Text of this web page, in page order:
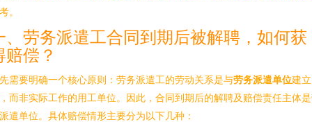
。
、劳务派遣工合同到期后被解聘，如何获
赔偿？
需要明确一个核心原则：劳务派遣工的劳动关系是与劳务派遣单位建立
而非实际工作的用工单位。因此，合同到期后的解聘及赔偿责任主体
遣单位。具体赔偿情形主要分为以下几种：